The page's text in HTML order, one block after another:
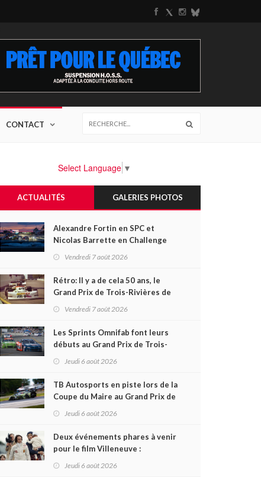
CONTACT
Select Language ▼
ACTUALITÉS GALERIES PHOTOS
Alexandre Fortin en SPC et
Nicolas Barrette en Challenge
Canada héros des premières
Vendredi 7 août 2026
Rétro: Il y a de cela 50 ans, le
Grand Prix de Trois-Rivières de
1976
Vendredi 7 août 2026
Les Sprints Omnifab font leurs
débuts au Grand Prix de Trois-
Rivières avec un format inspiré
Jeudi 6 août 2026
TB Autosports en piste lors de la
Coupe du Maire au Grand Prix de
Trois-Rivières
Jeudi 6 août 2026
Deux événements phares à venir
pour le film Villeneuve :
L'ascension d'une légende (+
Jeudi 6 août 2026